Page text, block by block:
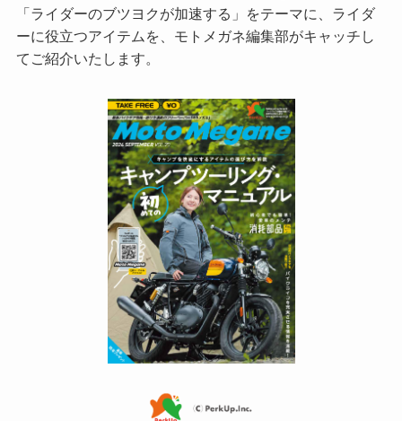
「ライダーのブツヨクが加速する」をテーマに、ライダ
ーに役立つアイテムを、モトメガネ編集部がキャッチし
てご紹介いたします。